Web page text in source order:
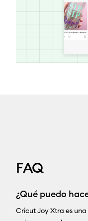
FAQ
¿Qué puedo
Cricut Joy Xtra es